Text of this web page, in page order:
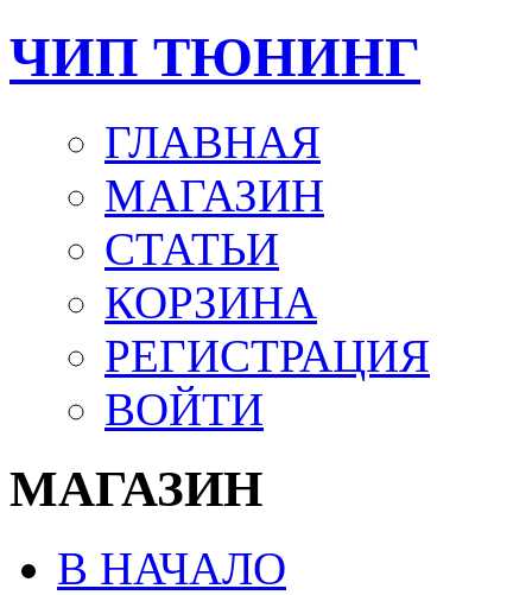
ЧИП ТЮНИНГ
ГЛАВНАЯ
МАГАЗИН
СТАТЬИ
КОРЗИНА
РЕГИСТРАЦИЯ
ВОЙТИ
МАГАЗИН
В НАЧАЛО